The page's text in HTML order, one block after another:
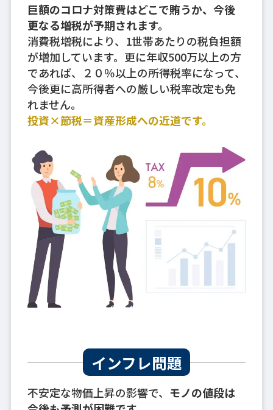
巨額のコロナ対策費はどこで賄うか、今後
更なる増税が予期されます。
消費税増税により、1世帯あたりの税負担額
が増加しています。更に年収500万以上の方
であれば、２０％以上の所得税率になって、
今後更に高所得者への厳しい税率改定も免
れません。
投資×節税＝資産形成への近道です。
インフレ問題
不安定な物価上昇の影響で、 モノの値段は